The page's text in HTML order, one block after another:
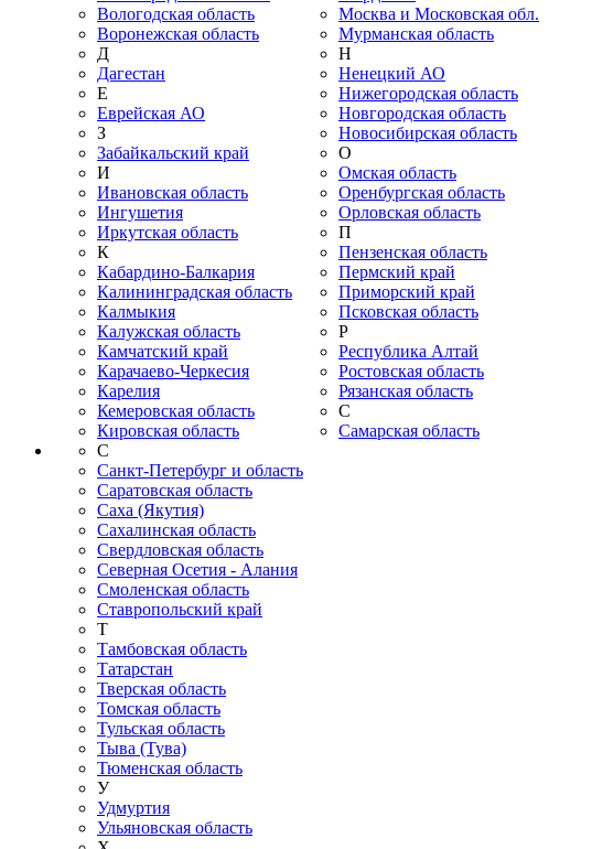
Вологодская область
Воронежская область
Д
Дагестан
Е
Еврейская АО
З
Забайкальский край
И
Ивановская область
Ингушетия
Иркутская область
К
Кабардино-Балкария
Калининградская область
Калмыкия
Калужская область
Камчатский край
Карачаево-Черкесия
Карелия
Кемеровская область
Кировская область
Москва и Московская обл.
Мурманская область
Н
Ненецкий АО
Нижегородская область
Новгородская область
Новосибирская область
О
Омская область
Оренбургская область
Орловская область
П
Пензенская область
Пермский край
Приморский край
Псковская область
Р
Республика Алтай
Ростовская область
Рязанская область
С
Самарская область
С
Санкт-Петербург и область
Саратовская область
Саха (Якутия)
Сахалинская область
Свердловская область
Северная Осетия - Алания
Смоленская область
Ставропольский край
Т
Тамбовская область
Татарстан
Тверская область
Томская область
Тульская область
Тыва (Тува)
Тюменская область
У
Удмуртия
Ульяновская область